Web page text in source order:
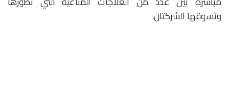
وتسوقها الشركتان.